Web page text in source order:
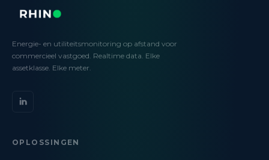
Energie- en utiliteitsmonitoring op afstand voor
commercieel vastgoed. Realtime data. Elke
assetklasse. Elke meter.
OPLOSSINGEN